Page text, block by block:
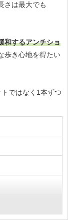
さは最大でも
和するアンチショ
歩き心地を得たい
ではなく1本ずつ